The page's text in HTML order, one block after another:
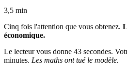
3,5 min
Cinq fois l'attention que vous obtenez.
économique.
Le lecteur vous donne 43 secondes.
minutes. Les maths ont tué le modèle.